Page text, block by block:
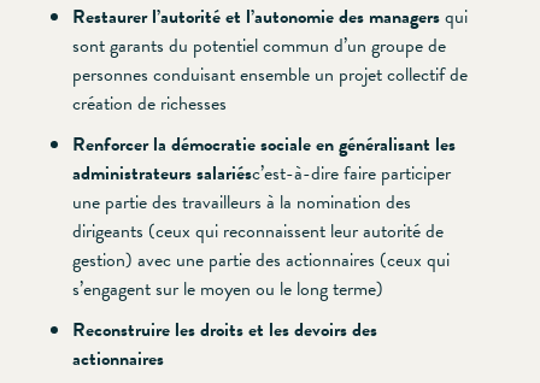
Restaurer l’autorité et l’autonomie des managersqui
sont garants du potentiel commun d’un groupe de
personnes conduisant ensemble un projet collectif de
création de richesses
Renforcer la démocratiesociale en généralisant les
administrateurs salariésc’est-à-dire faire participer
une partie des travailleurs à la nomination des
dirigeants (ceux qui reconnaissent leur autorité de
gestion) avec une partie des actionnaires (ceux qui
s’engagent sur le moyen ou le long terme)
Reconstruire les droits et les devoirs des
actionnaires